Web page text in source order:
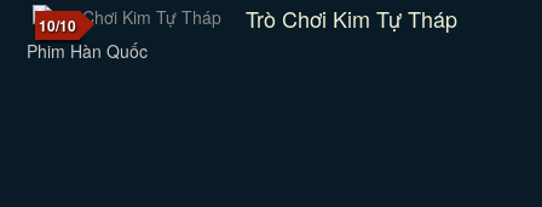
10/10 Trò Chơi Kim Tự Tháp
Phim Hàn Quốc